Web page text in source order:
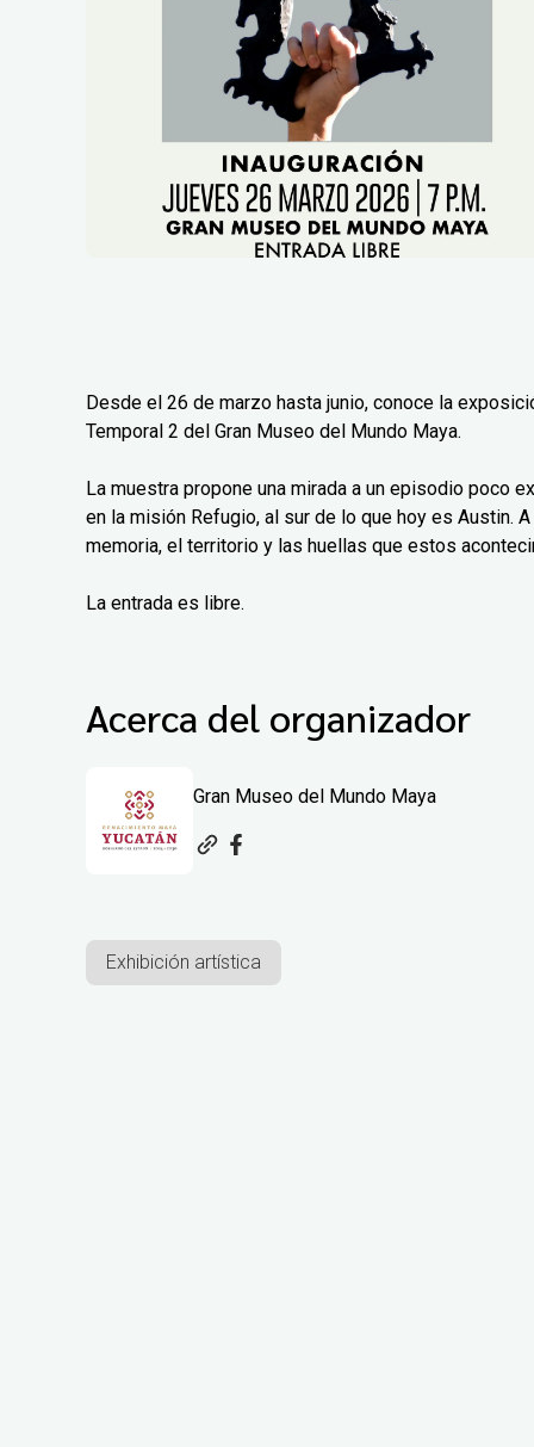
Desde el 26 de marzo hasta junio, conoce la
Temporal 2 del Gran Museo del Mundo Maya.
La muestra propone una mirada a un episodio poco
en la misión Refugio, al sur de lo que hoy es Austin.
memoria, el territorio y las huellas que estos
La entrada es libre.
Acerca del organizador
Gran Museo del Mundo Maya
Exhibición artística